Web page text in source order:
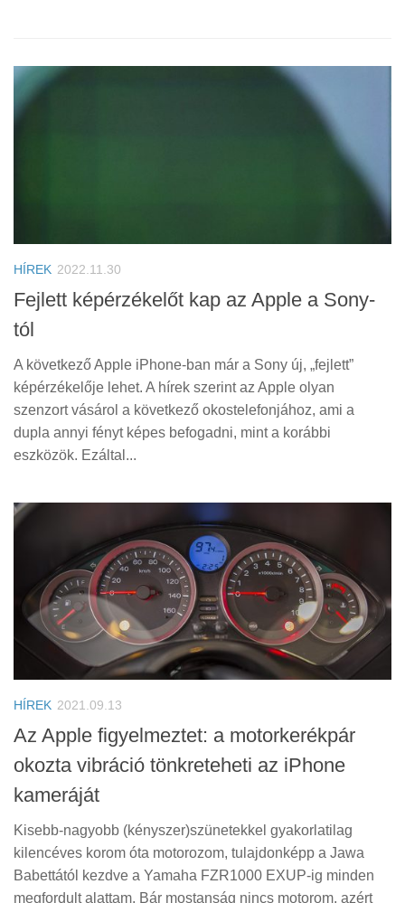
HÍREK 2022.11.30
Fejlett képérzékelőt kap az Apple a Sony-
tól
A következő Apple iPhone-ban már a Sony új, „fejlett”
képérzékelője lehet. A hírek szerint az Apple olyan
szenzort vásárol a következő okostelefonjához, ami a
dupla annyi fényt képes befogadni, mint a korábbi
eszközök. Ezáltal...
HÍREK 2021.09.13
Az Apple figyelmeztet: a motorkerékpár
okozta vibráció tönkreteheti az iPhone
kameráját
Kisebb-nagyobb (kényszer)szünetekkel gyakorlatilag
kilencéves korom óta motorozom, tulajdonképp a Jawa
Babettától kezdve a Yamaha FZR1000 EXUP-ig minden
megfordult alattam. Bár mostanság nincs motorom, azért